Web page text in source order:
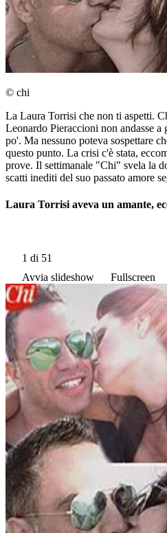
© chi
La Laura Torrisi che non ti aspetti.
Leonardo Pieraccioni non andasse
po'. Ma nessuno poteva sospettare
questo punto. La crisi c'è stata,
prove. Il settimanale "Chi" svela la
scatti inediti del suo passato amore
Laura Torrisi aveva un amante,
1 di 51
Avvia slideshow
Fullscreen